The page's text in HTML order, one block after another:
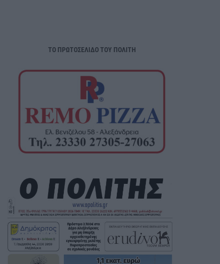
ΤΟ ΠΡΩΤΟΣΕΛΙΔΟ ΤΟΥ ΠΟΛΙΤΗ